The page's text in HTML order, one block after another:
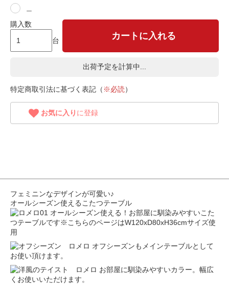
購入数
台
カートに入れる
出荷予定を計算中...
特定商取引法に基づく表記（ ※必読）
お気に入り に登録
フェミニンなデザインが可愛い♪
オールシーズン使えるこたつテーブル
オールシーズン使える！お部屋に馴染みやすいこた
つテーブルです※こちらのページはW120xD80xH36cmサイズ使
用
オフシーズンもメインテーブルとして
お使い頂けます。
お部屋に馴染みやすいカラー。幅広
くお使いいただけます。